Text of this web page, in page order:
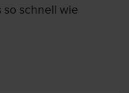
so schnell wie